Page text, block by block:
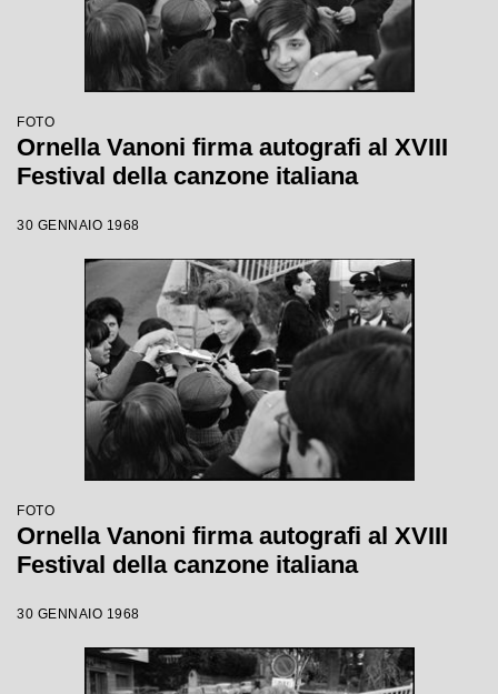
FOTO
Ornella Vanoni firma autografi al XVIII
Festival della canzone italiana
30 GENNAIO 1968
FOTO
Ornella Vanoni firma autografi al XVIII
Festival della canzone italiana
30 GENNAIO 1968